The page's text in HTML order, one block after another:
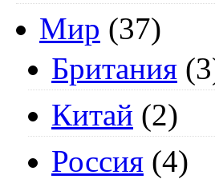
Мир (37)
Британия
Китай (2)
Россия (4)